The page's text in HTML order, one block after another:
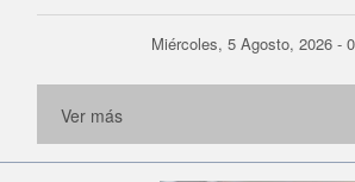
Miércoles, 5 Agosto, 2026 -
Ver más